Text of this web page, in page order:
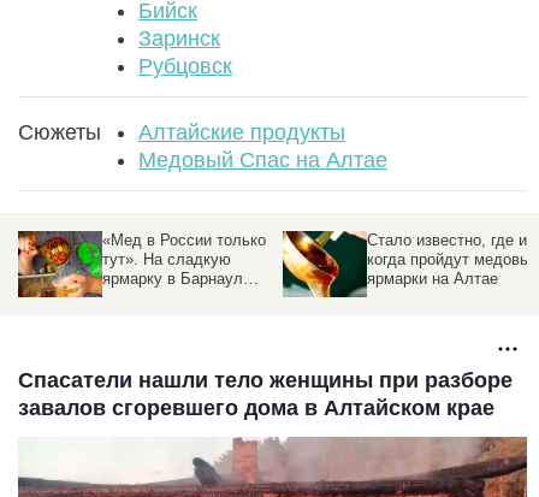
Бийск
Заринск
Рубцовск
Сюжеты
Алтайские продукты
Медовый Спас на Алтае
Стало известно, где и
когда пройдут медовые
ярмарки на Алтае
Желтое золото. Как
изменились цены на
ярмарочный мед в
Спасатели нашли тело женщины при разборе
завалов сгоревшего дома в Алтайском крае